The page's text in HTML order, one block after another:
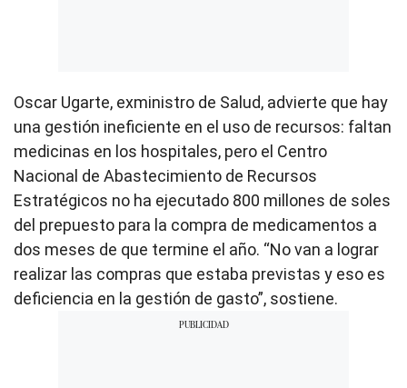
Oscar Ugarte, exministro de Salud, advierte que hay
una gestión ineficiente en el uso de recursos: faltan
medicinas en los hospitales, pero el Centro
Nacional de Abastecimiento de Recursos
Estratégicos no ha ejecutado 800 millones de soles
del prepuesto para la compra de medicamentos a
dos meses de que termine el año. “No van a lograr
realizar las compras que estaba previstas y eso es
deficiencia en la gestión de gasto”, sostiene.